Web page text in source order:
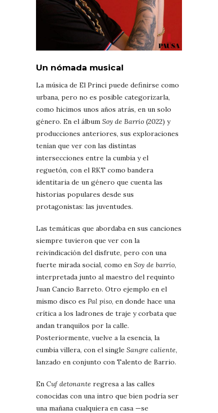
Un nómada musical
La música de El Princi puede definirse como
urbana, pero no es posible categorizarla,
como hicimos unos años atrás, en un solo
género. En el álbum Soy de Barrio (2022) y
producciones anteriores, sus exploraciones
tenían que ver con las distintas
intersecciones entre la cumbia y el
reguetón, con el RKT como bandera
identitaria de un género que cuenta las
historias populares desde sus
protagonistas: las juventudes.
Las temáticas que abordaba en sus canciones
siempre tuvieron que ver con la
reivindicación del disfrute, pero con una
fuerte mirada social, como en Soy de barrio,
interpretada junto al maestro del requinto
Juan Cancio Barreto. Otro ejemplo en el
mismo disco es Pal piso, en donde hace una
crítica a los ladrones de traje y corbata que
andan tranquilos por la calle.
Posteriormente, vuelve a la esencia, la
cumbia villera, con el single Sangre caliente,
lanzado en conjunto con Talento de Barrio.
En Cuf detonante regresa a las calles
conocidas con una intro que bien podría ser
una mañana cualquiera en casa —se